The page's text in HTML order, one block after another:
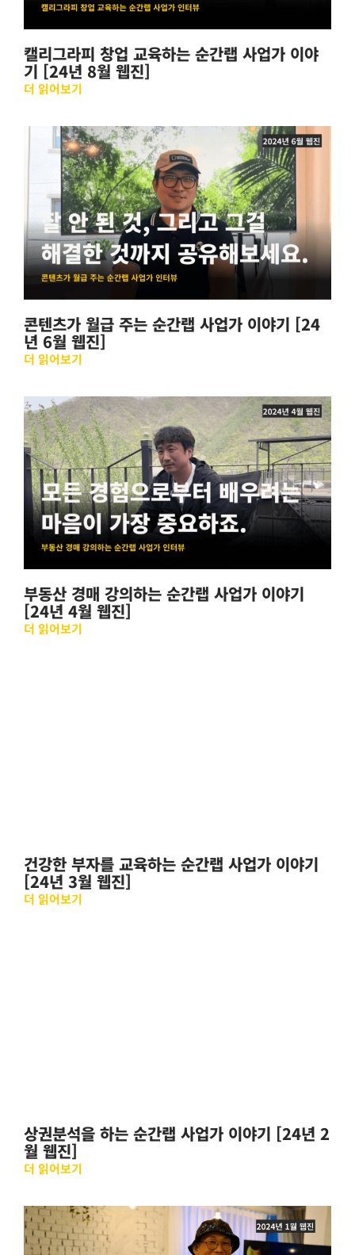
캘리그라피 창업 교육하는 순간랩 사업가 이야
기 [24년 8월 웹진]
더 읽어보기
콘텐츠가 월급 주는 순간랩 사업가 이야기 [24
년 6월 웹진]
더 읽어보기
부동산 경매 강의하는 순간랩 사업가 이야기
[24년 4월 웹진]
더 읽어보기
건강한 부자를 교육하는 순간랩 사업가 이야기
[24년 3월 웹진]
더 읽어보기
상권분석을 하는 순간랩 사업가 이야기 [24년 2
월 웹진]
더 읽어보기